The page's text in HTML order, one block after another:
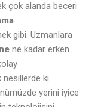
çok alanda beceri
gibi. Uzmanlara
ne kadar erken
nesillerde ki
yerini iyice